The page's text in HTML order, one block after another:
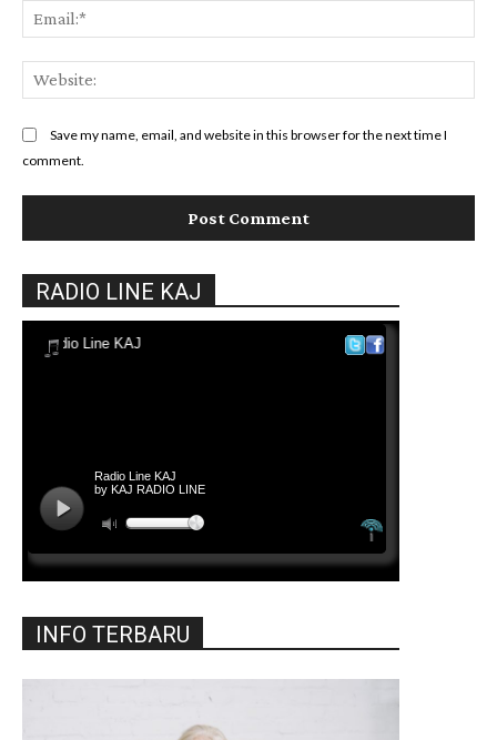
Save my name, email, and website in this browser for the next time I
comment.
RADIO LINE KAJ
INFO TERBARU